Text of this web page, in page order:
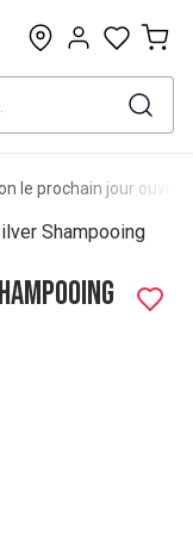
0
le prochain jour
Shampooing